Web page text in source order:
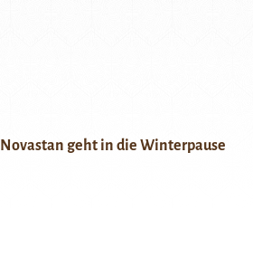
Novastan geht in die Winterpause